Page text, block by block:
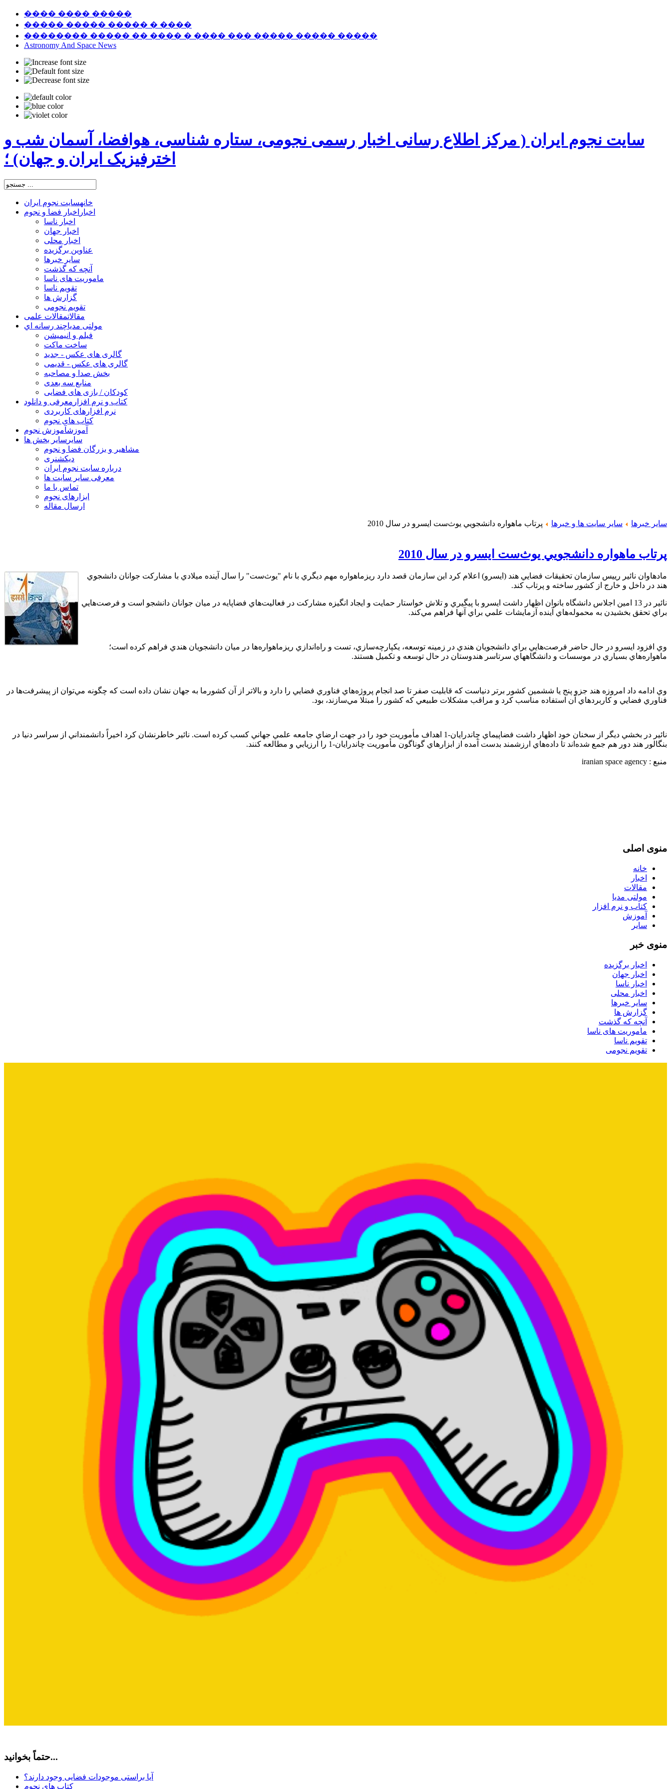
���� ���� �����
����� ����� ����� � ����
�������� ����� �� ���� � ���� ��� ����� ����� �����
Astronomy And Space News
سایت نجوم ایران ( مرکز اطلاع رسانی اخبار رسمی نجومی، ستاره شناسی، هوافضا، آسمان شب و
اخترفیزیک ایران و جهان) ؛
خانهسایت نجوم ایران
اخبار اخبار فضا و نجوم
اخبار ناسا
اخبار جهان
اخبار محلی
عناوین برگزیده
سایر خبرها
آنچه که گذشت
ماموریت های ناسا
تقویم ناسا
گزارش ها
تقویم نجومی
مقالاتمقالات علمی
مولتی مدیاچند رسانه اي
فیلم و انیمیشن
ساخت ماکت
گالری های عکس - جدید
گالری های عکس - قدیمی
بخش صدا و مصاحبه
منابع سه بعدی
کودکان / بازی های فضایی
کتاب و نرم افزار معرفی و دانلود
نرم افزارهای کاربردی
کتاب های نجوم
آموزشآموزش نجوم
سایر سایر بخش ها
مشاهیر و بزرگان فضا و نجوم
دیکشنری
درباره سایت نجوم ایران
معرفی سایر سایت ها
تماس با ما
ابزارهای نجوم
ارسال مقاله
سایر خبرها سایر سایت ها و خبرها پرتاب ماهواره دانشجويي يوث‌ست ايسرو در سال 2010
پرتاب ماهواره دانشجويي يوث‌ست ايسرو در سال 2010
مادهاوان نائير رييس سازمان تحقيقات فضايي هند (ايسرو) اعلام كرد اين سازمان قصد دارد ريزماهواره مهم ديگري با نام "يوث‌ست" را سال آينده ميلادي با مشاركت جوانان دانشجوي
هند در داخل و خارج از كشور ساخته و پرتاب كند.
نائير در 13 امين اجلاس دانشگاه بانوان اظهار داشت ايسرو با پيگيري و تلاش خواستار حمايت و ايجاد انگيزه مشاركت در فعاليت‌هاي فضاپايه در ميان جوانان دانشجو است و فرصت‌هايي
براي تحقق بخشيدن به محموله‌هاي آينده آزمايشات علمي براي آنها فراهم مي‌كند.
وي افزود ايسرو در حال حاضر فرصت‌هايي براي دانشجويان هندي در زمينه توسعه، يكپارچه‌سازي، تست و راه‌اندازي ريزماهواره‌ها در ميان دانشجويان هندي فراهم كرده است؛
ماهواره‌هاي بسياري در موسسات و دانشگاههاي سرتاسر هندوستان در حال توسعه و تكميل هستند.
وي ادامه داد امروزه هند جزو پنج يا ششمين كشور برتر دنياست كه قابليت صفر تا صد انجام پروژه‌هاي فناوري فضايي را دارد و بالاتر از آن كشورما به جهان نشان داده است كه چگونه مي‌توان از پيشرفت‌ها در
فناوري فضايي و كاربردهاي آن استفاده مناسب كرد و مراقب مشكلات طبيعي كه كشور را مبتلا مي‌سازند، بود.
نائير در بخشي ديگر از سخنان خود اظهار داشت فضاپيماي چاندرايان-1 اهداف مأموريت خود را در جهت ارضاي جامعه علمي جهاني كسب كرده است. نائير خاطرنشان كرد اخيراً دانشمنداني از سراسر دنيا در
بنگالور هند دور هم جمع شده‌اند تا داده‌هاي ارزشمند بدست آمده از ابزارهاي گوناگون مأموريت چاندرايان-1 را ارزيابي و مطالعه كنند.
منبع : iranian space agency
منوی اصلی
خانه
اخبار
مقالات
مولتی مدیا
کتاب و نرم افزار
آموزش
سایر
منوی خبر
اخبار برگزیده
اخبار جهان
اخبار ناسا
اخبار محلی
سایر خبرها
گزارش ها
آنچه که گذشت
ماموریت های ناسا
تقویم ناسا
تقویم نجومی
حتماً بخوانید...
آیا براستی موجودات فضایی وجود دارند؟
کتاب های نجوم